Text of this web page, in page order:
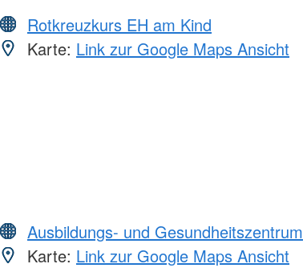
Rotkreuzkurs EH am Kind
Karte: Link zur Google Maps Ansicht
Ausbildungs- und Gesundheitszentrum
Karte: Link zur Google Maps Ansicht